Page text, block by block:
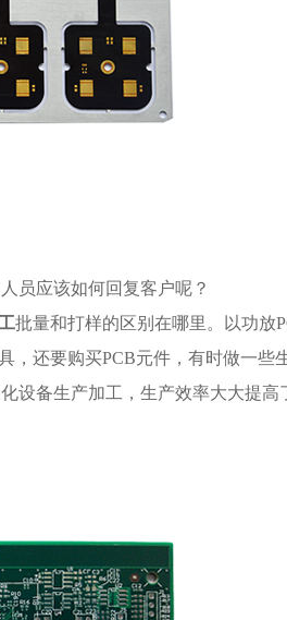
员应该如何回复客户呢？
批量和打样的区别在哪里。以功放
，还要购买PCB元件，有时做一些
设备生产加工，生产效率大大提高